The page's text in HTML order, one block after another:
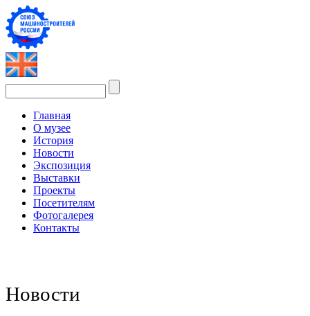
Главная
О музее
История
Новости
Экспозиция
Выставки
Проекты
Посетителям
Фотогалерея
Контакты
Новости